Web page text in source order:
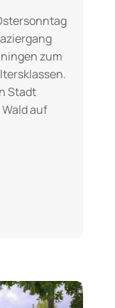
zum
Stadt
auf